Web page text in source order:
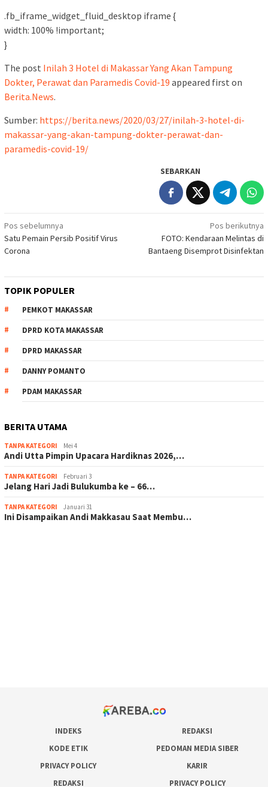
.fb_iframe_widget_fluid_desktop iframe {
width: 100% !important;
}
The post Inilah 3 Hotel di Makassar Yang Akan Tampung
Dokter, Perawat dan Paramedis Covid-19 appeared first on
Berita.News.
Sumber: https://berita.news/2020/03/27/inilah-3-hotel-di-
makassar-yang-akan-tampung-dokter-perawat-dan-
paramedis-covid-19/
SEBARKAN
Navigasi
pos
Pos sebelumnya
Satu Pemain Persib Positif Virus
Corona
Pos berikutnya
FOTO: Kendaraan Melintas di
Bantaeng Disemprot Disinfektan
TOPIK POPULER
PEMKOT MAKASSAR
DPRD KOTA MAKASSAR
DPRD MAKASSAR
DANNY POMANTO
PDAM MAKASSAR
BERITA UTAMA
TANPA KATEGORI Mei 4
Andi Utta Pimpin Upacara Hardiknas 2026,…
TANPA KATEGORI Februari 3
Jelang Hari Jadi Bulukumba ke – 66…
TANPA KATEGORI Januari 31
Ini Disampaikan Andi Makkasau Saat Membu…
INDEKS
REDAKSI
KODE ETIK
PEDOMAN MEDIA SIBER
PRIVACY POLICY
KARIR
REDAKSI
PRIVACY POLICY